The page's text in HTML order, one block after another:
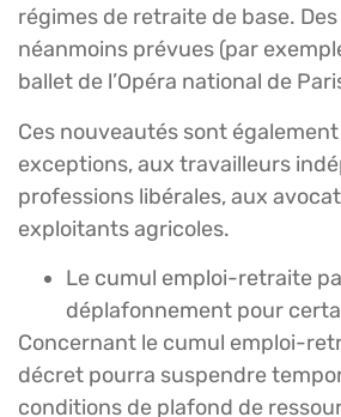
régimes de retraite de base.
néanmoins prévues (par
ballet de l’Opéra national de
Ces nouveautés sont
exceptions, aux travailleurs
professions libérales, aux
exploitants agricoles.
Le cumul emploi-retraite
déplafonnement pour
Concernant le cumul emploi-
décret pourra suspendre
conditions de plafond de